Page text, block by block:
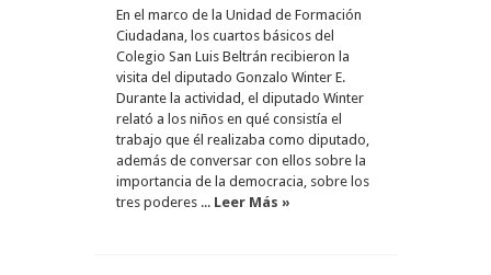
En el marco de la Unidad de Formación
Ciudadana, los cuartos básicos del
Colegio San Luis Beltrán recibieron la
visita del diputado Gonzalo Winter E.
Durante la actividad, el diputado Winter
relató a los niños en qué consistía el
trabajo que él realizaba como diputado,
además de conversar con ellos sobre la
importancia de la democracia, sobre los
tres poderes ... Leer Más »